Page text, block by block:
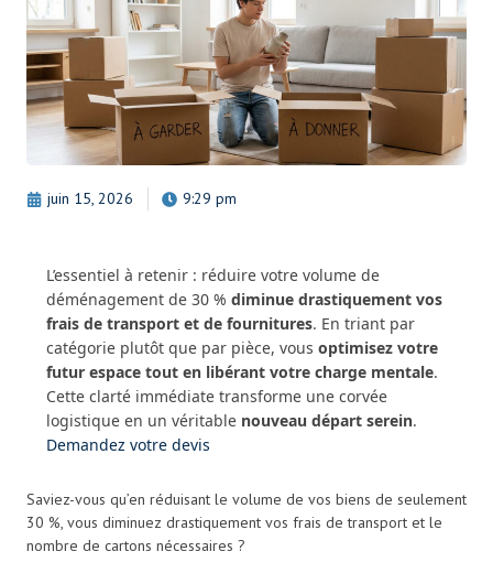
juin 15, 2026 9:29 pm
L’essentiel à retenir : réduire votre volume de
déménagement de 30 % diminue drastiquement vos
frais de transport et de fournitures. En triant par
catégorie plutôt que par pièce, vous optimisez votre
futur espace tout en libérant votre charge mentale.
Cette clarté immédiate transforme une corvée
logistique en un véritable nouveau départ serein.
Demandez votre devis
Saviez-vous qu’en réduisant le volume de vos biens de seulement
30 %, vous diminuez drastiquement vos frais de transport et le
nombre de cartons nécessaires ?